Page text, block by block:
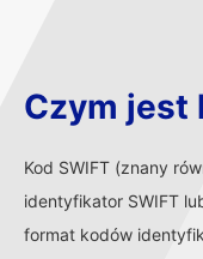
Czym jest
Kod SWIFT (znany
identyfikator SWIFT
format kodów